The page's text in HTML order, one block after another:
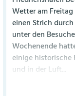
Wetter am
einen Strich
unter den
Wochenende
einige historische
und in der Luft...